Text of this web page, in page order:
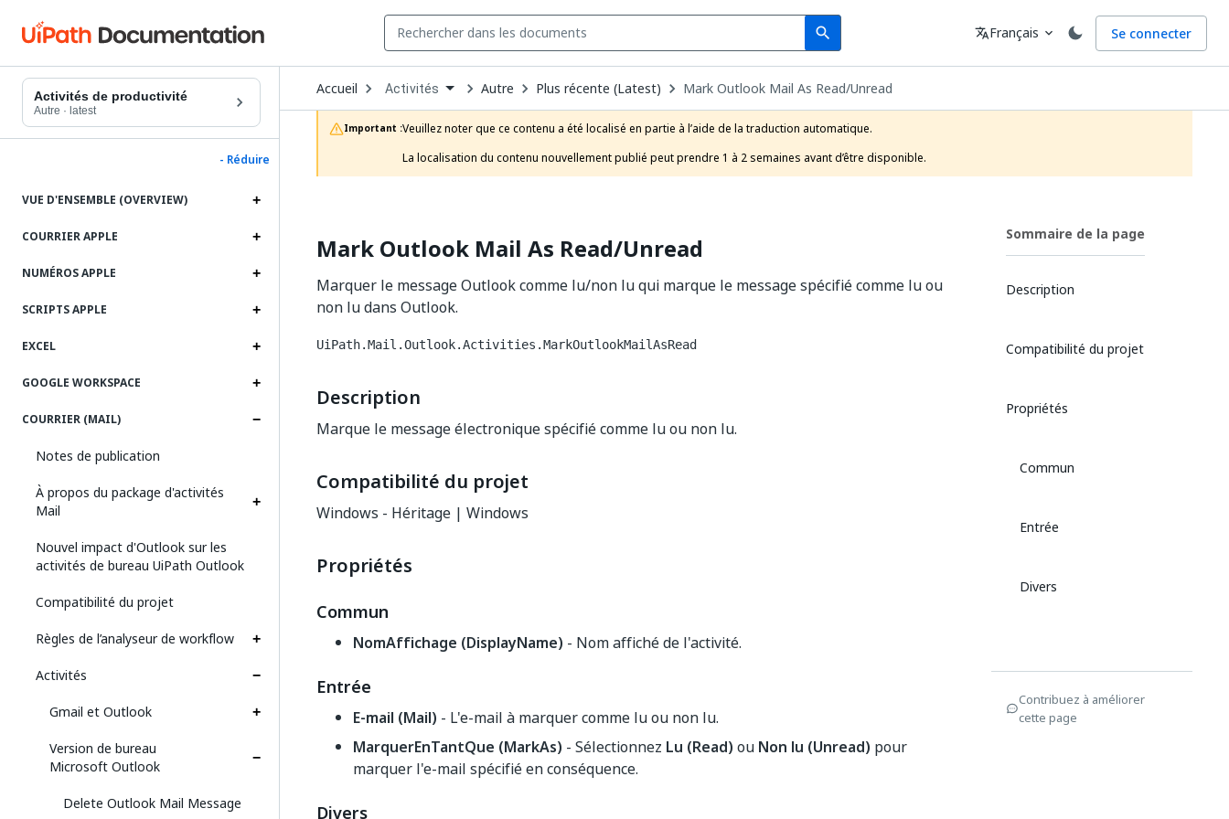
search
Search Langue
translateFrançais expand_more Se connecter
Activités de productivité
Autre · latest
- Réduire
VUE D'ENSEMBLE (OVERVIEW)
COURRIER APPLE
NUMÉROS APPLE
SCRIPTS APPLE
EXCEL
GOOGLE WORKSPACE
COURRIER (MAIL)
Notes de publication
À propos du package d'activités
Mail
Nouvel impact d'Outlook sur les
activités de bureau UiPath Outlook
Compatibilité du projet
Règles de l’analyseur de workflow
Activités
Gmail et Outlook
Version de bureau
Microsoft Outlook
Delete Outlook Mail Message
Accueil Open
Dropdown
to
choose
product
Activités Autre Plus récente (Latest) Mark Outlook Mail As Read/Unread
Important :Veuillez noter que ce contenu a été localisé en partie à l’aide de la traduction automatique.
La localisation du contenu nouvellement publié peut prendre 1 à 2 semaines avant d’être disponible.
Mark Outlook Mail As Read/Unread
Marquer le message Outlook comme lu/non lu qui marque le message spécifié comme lu ou
non lu dans Outlook.
UiPath.Mail.Outlook.Activities.MarkOutlookMailAsRead
Description
Marque le message électronique spécifié comme lu ou non lu.
Compatibilité du projet
Windows - Héritage | Windows
Propriétés
Commun
NomAffichage (DisplayName) - Nom affiché de l'activité.
Entrée
E-mail (Mail) - L'e-mail à marquer comme lu ou non lu.
MarquerEnTantQue (MarkAs) - Sélectionnez Lu (Read) ou Non lu (Unread) pour
marquer l'e-mail spécifié en conséquence.
Divers
Sommaire de la page
Description
Compatibilité du projet
Propriétés
Commun
Entrée
Divers
Contribuez à améliorer
cette page